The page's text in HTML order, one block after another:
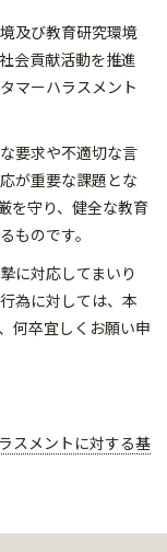
及び教育研究環境
会貢献活動を推進
マーハラスメント
要求や不適切な言
が重要な課題とな
を守り、健全な教育
ものです。
に対応してまいり
為に対しては、本
何卒宜しくお願い申
スメントに対する基